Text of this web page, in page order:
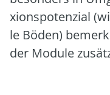
xi­ons­po­ten­zi­al
le Böden)
der Modu­le